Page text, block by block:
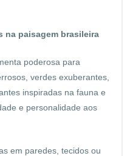
na paisagem brasileira
poderosa para
verdes exuberantes,
inspiradas na fauna e
e personalidade aos
em paredes, tecidos ou